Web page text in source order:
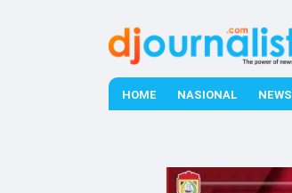
HOME NASIONAL NEWS